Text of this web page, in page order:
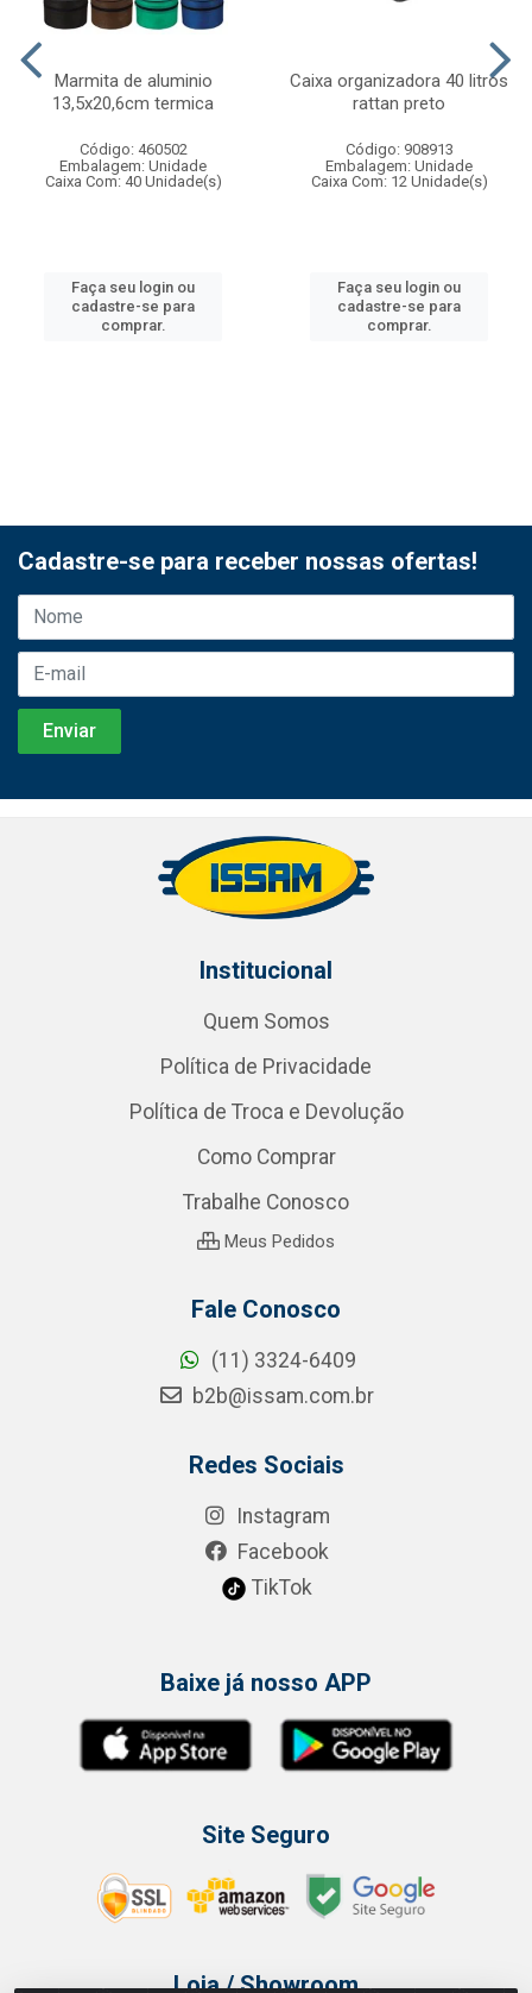
Marmita de aluminio
13,5x20,6cm termica
Código: 460502
Embalagem: Unidade
Caixa Com: 40 Unidade(s)
Faça seu login ou
cadastre-se para
comprar.
Caixa organizadora 40 litros
rattan preto
Código: 908913
Embalagem: Unidade
Caixa Com: 12 Unidade(s)
Faça seu login ou
cadastre-se para
comprar.
Cadastre-se para receber nossas ofertas!
Institucional
Quem Somos
Política de Privacidade
Política de Troca e Devolução
Como Comprar
Trabalhe Conosco
Meus Pedidos
Fale Conosco
(11) 3324-6409
b2b@issam.com.br
Redes Sociais
Instagram
Facebook
TikTok
Baixe já nosso APP
Site Seguro
Loja / Showroom